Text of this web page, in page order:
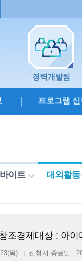
경력개발팀
프로그램
이트 대외활동
조경제대상 : 아
목) |
신청서 종료일 :